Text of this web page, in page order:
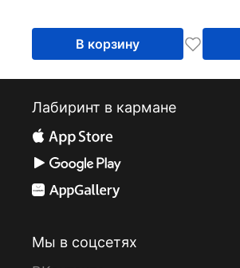
В корзину
Лабиринт в кармане
Мы в соцсетях